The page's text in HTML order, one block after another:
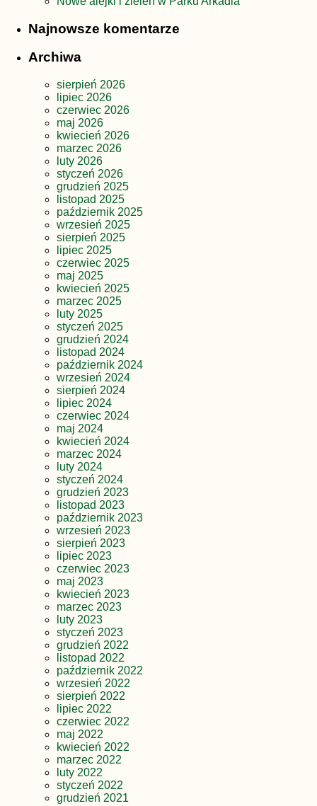
Najnowsze komentarze
Archiwa
sierpień 2026
lipiec 2026
czerwiec 2026
maj 2026
kwiecień 2026
marzec 2026
luty 2026
styczeń 2026
grudzień 2025
listopad 2025
październik 2025
wrzesień 2025
sierpień 2025
lipiec 2025
czerwiec 2025
maj 2025
kwiecień 2025
marzec 2025
luty 2025
styczeń 2025
grudzień 2024
listopad 2024
październik 2024
wrzesień 2024
sierpień 2024
lipiec 2024
czerwiec 2024
maj 2024
kwiecień 2024
marzec 2024
luty 2024
styczeń 2024
grudzień 2023
listopad 2023
październik 2023
wrzesień 2023
sierpień 2023
lipiec 2023
czerwiec 2023
maj 2023
kwiecień 2023
marzec 2023
luty 2023
styczeń 2023
grudzień 2022
listopad 2022
październik 2022
wrzesień 2022
sierpień 2022
lipiec 2022
czerwiec 2022
maj 2022
kwiecień 2022
marzec 2022
luty 2022
styczeń 2022
grudzień 2021